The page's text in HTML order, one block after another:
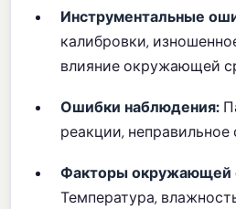
Инструментальные
калибровки,
влияние окружающей
Ошибки наблюдения:
реакции,
Факторы окружающей
Температура,